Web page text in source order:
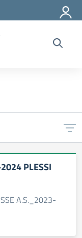
PLESSI
A.S._2023-